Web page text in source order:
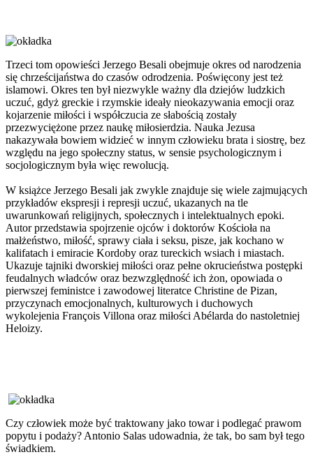
Trzeci tom opowieści Jerzego Besali obejmuje okres od narodzenia
się chrześcijaństwa do czasów odrodzenia. Poświęcony jest też
islamowi. Okres ten był niezwykle ważny dla dziejów ludzkich
uczuć, gdyż greckie i rzymskie ideały nieokazywania emocji oraz
kojarzenie miłości i współczucia ze słabością zostały
przezwyciężone przez naukę miłosierdzia. Nauka Jezusa
nakazywała bowiem widzieć w innym człowieku brata i siostrę, bez
względu na jego społeczny status, w sensie psychologicznym i
socjologicznym była więc rewolucją.
W książce Jerzego Besali jak zwykle znajduje się wiele zajmujących
przykładów ekspresji i represji uczuć, ukazanych na tle
uwarunkowań religijnych, społecznych i intelektualnych epoki.
Autor przedstawia spojrzenie ojców i doktorów Kościoła na
małżeństwo, miłość, sprawy ciała i seksu, pisze, jak kochano w
kalifatach i emiracie Kordoby oraz tureckich wsiach i miastach.
Ukazuje tajniki dworskiej miłości oraz pełne okrucieństwa postępki
feudalnych władców oraz bezwzględność ich żon, opowiada o
pierwszej feministce i zawodowej literatce Christine de Pizan,
przyczynach emocjonalnych, kulturowych i duchowych
wykolejenia François Villona oraz miłości Abélarda do nastoletniej
Heloizy.
Czy człowiek może być traktowany jako towar i podlegać prawom
popytu i podaży? Antonio Salas udowadnia, że tak, bo sam był tego
świadkiem.